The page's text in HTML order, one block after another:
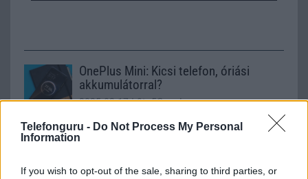
Telefonguru - Do Not Process My Personal
Information
If you wish to opt-out of the sale, sharing to third parties, or
OnePlus Mini: Kicsi telefon, óriási
akkumulátorral?
2025.02.17| 9to5Google
A OnePlus egy kisebb méretű, de hatalmas
akkumulátorral rendelkező okostelefonon dolgozik, amely